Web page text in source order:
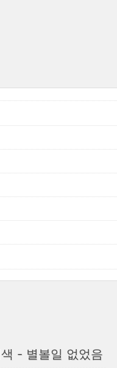
- 별볼일 없었음